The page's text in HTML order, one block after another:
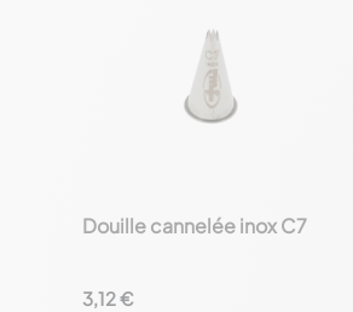
favorite_border
Douille cannelée inox C7
3,12 €